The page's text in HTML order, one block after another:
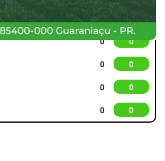
Cotações
0 0
0 0
0 0
0 0